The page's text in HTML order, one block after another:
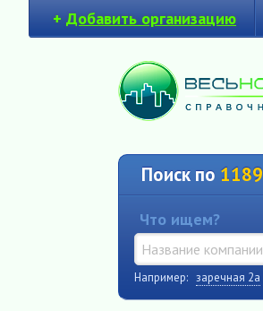
+ Добавить организацию
Поиск по 1189
Что ищем?
Например: заречная 2а